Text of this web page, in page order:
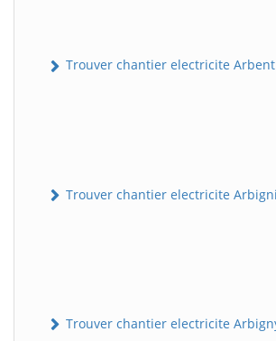
Trouver chantier electricite Arbent
Trouver chantier electricite
Trouver chantier electricite